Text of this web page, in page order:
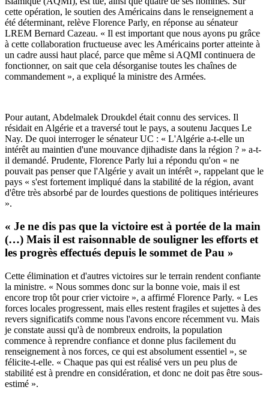
cette opération, le soutien des Américains dans le renseignement a
été déterminant, relève Florence Parly, en réponse au sénateur
LREM Bernard Cazeau. « Il est important que nous ayons pu grâce
à cette collaboration fructueuse avec les Américains porter atteinte à
un cadre aussi haut placé, parce que même si AQMI continuera de
fonctionner, on sait que cela désorganise toutes les chaînes de
commandement », a expliqué la ministre des Armées.
Pour autant, Abdelmalek Droukdel était connu des services. Il
résidait en Algérie et a traversé tout le pays, a soutenu Jacques Le
Nay. De quoi interroger le sénateur UC : « L'Algérie a-t-elle un
intérêt au maintien d'une mouvance djihadiste dans la région ? » a-t-
il demandé. Prudente, Florence Parly lui a répondu qu'on « ne
pouvait pas penser que l'Algérie y avait un intérêt », rappelant que le
pays « s'est fortement impliqué dans la stabilité de la région, avant
d'être très absorbé par de lourdes questions de politiques intérieures
».
« Je ne dis pas que la victoire est à portée de la main
(…) Mais il est raisonnable de souligner les efforts et
les progrès effectués depuis le sommet de Pau »
Cette élimination et d'autres victoires sur le terrain rendent confiante
la ministre. « Nous sommes donc sur la bonne voie, mais il est
encore trop tôt pour crier victoire », a affirmé Florence Parly. « Les
forces locales progressent, mais elles restent fragiles et sujettes à des
revers significatifs comme nous l'avons encore récemment vu. Mais
je constate aussi qu'à de nombreux endroits, la population
commence à reprendre confiance et donne plus facilement du
renseignement à nos forces, ce qui est absolument essentiel », se
félicite-t-elle. « Chaque pas qui est réalisé vers un peu plus de
stabilité est à prendre en considération, et donc ne doit pas être sous-
estimé ».